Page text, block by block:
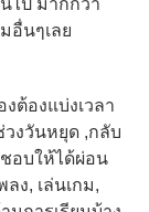
อื่นๆเลย
ต้องแบ่งเวลา
วงวันหยุด ,กลับ
อบให้ได้ผ่อน
ลง, เล่นเกม,